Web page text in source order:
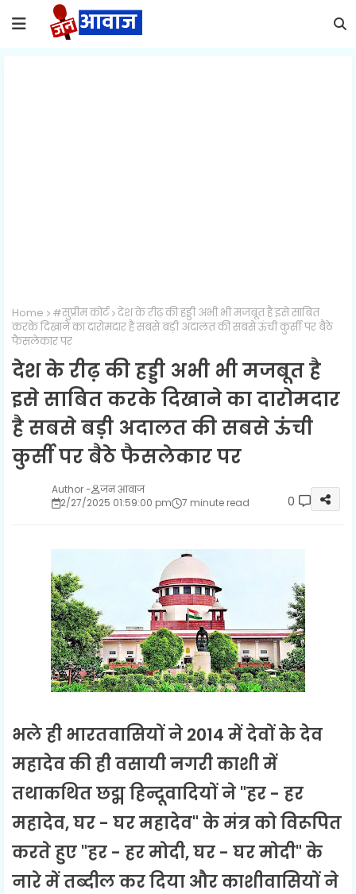
Home #सुप्रीम कोर्ट देश के रीढ़ की हड्डी अभी भी मजबूत है इसे साबित
करके दिखाने का दारोमदार है सबसे बड़ी अदालत की सबसे ऊंची कुर्सी पर बैठे
फैसलेकार पर
देश के रीढ़ की हड्डी अभी भी मजबूत है
इसे साबित करके दिखाने का दारोमदार
है सबसे बड़ी अदालत की सबसे ऊंची
कुर्सी पर बैठे फैसलेकार पर
जन आवाज
2/27/2025 01:59:00 pm
7 minute read 0
भले ही भारतवासियों ने 2014 में देवों के देव
महादेव की ही वसायी नगरी काशी में
तथाकथित छद्म हिन्दूवादियों ने "हर - हर
महादेव, घर - घर महादेव" के मंत्र को विरूपित
करते हुए "हर - हर मोदी, घर - घर मोदी" के
नारे में तब्दील कर दिया और काशीवासियों ने